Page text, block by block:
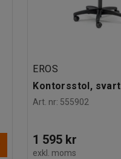
EROS
Kontorsstol, svart
Art. nr: 555902
1 595 kr
exkl. moms